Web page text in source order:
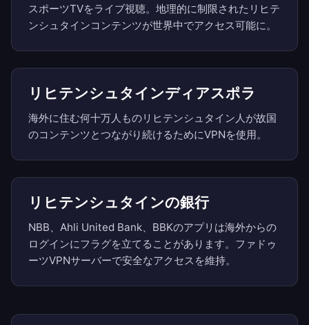
スポーツTVをライブ視聴。地理的に制限されたリヒテ
ンシュタインコンテンツが世界中でアクセス可能に。
リヒテンシュタインディアスポラ
海外に住む何十万人ものリヒテンシュタイン人が故国
のコンテンツとつながり続けるためにVPNを使用。
リヒテンシュタインの銀行
NBB、Ahli United Bank、BBKのアプリは海外からの
ログインにフラグを立てることがあります。ファドゥ
ーツVPNサーバーで安全なアクセスを維持。